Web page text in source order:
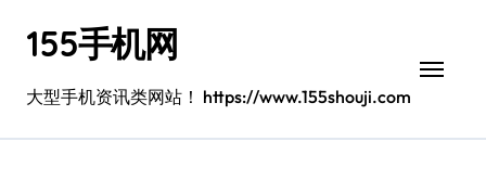
155手机网
大型手机资讯类网站！ https://www.155shouji.com